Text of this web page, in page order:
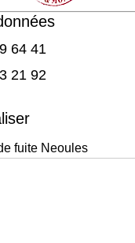
64 41
21 92
fuite Neoules